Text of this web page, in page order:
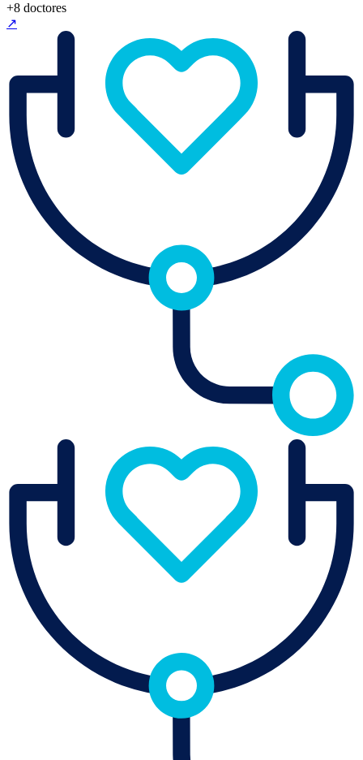
+8 doctores
↗